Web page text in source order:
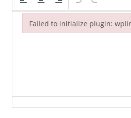
Failed to initialize plugin:
Failed to initialize plugin: